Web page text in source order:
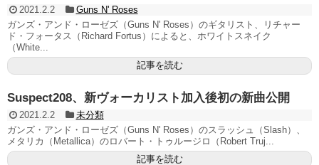
2021.2.2
Guns N' Roses
ガンズ・アンド・ローゼズ（Guns N' Roses）のギタリスト、リチャー
ド・フォータス（Richard Fortus）によると、ホワイトスネイク
（White...
記事を読む
Suspect208、新ヴォーカリスト加入後初の新曲公開
2021.2.2
未分類
ガンズ・アンド・ローゼズ（Guns N' Roses）のスラッシュ（Slash）、
メタリカ（Metallica）のロバート・トゥルージロ（Robert Truj...
記事を読む